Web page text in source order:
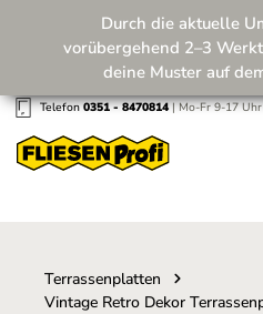
Zum Hauptinhalt springen
Durch die aktuelle
vorübergehend 2–3
deine Muster auf
Telefon0351 - 8470814| Mo-Fr 9-17 Uhr
Terrassenplatten
Vintage Retro Dekor